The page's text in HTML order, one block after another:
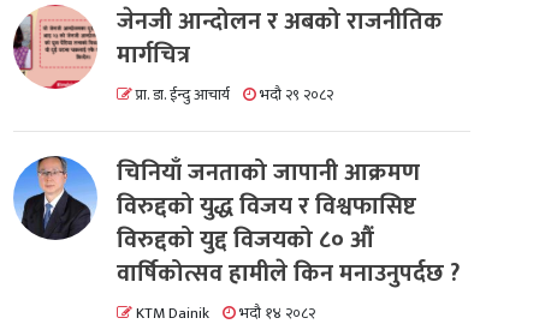
जेनजी आन्दोलन र अबको राजनीतिक
मार्गचित्र
प्रा. डा. ईन्दु आचार्य भदौ २९ २०८२
चिनियाँ जनताको जापानी आक्रमण
विरुद्दको युद्ध विजय र विश्वफासिष्ट
विरुद्दको युद्द विजयको ८० औं
वार्षिकोत्सव हामीले किन मनाउनुपर्दछ ?
KTM Dainik भदौ १४ २०८२